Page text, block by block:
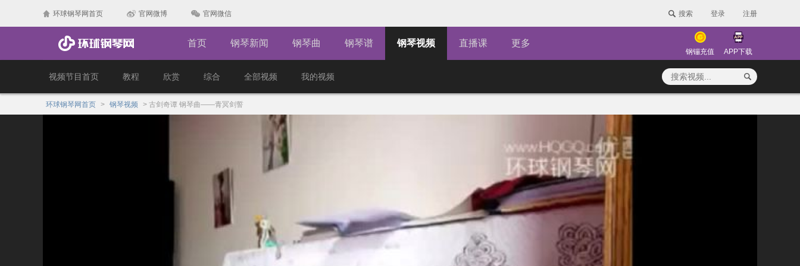
环球钢琴网首页 官网微博 官网微信 搜索 登录 注册
首页 钢琴新闻 钢琴曲 钢琴谱 钢琴视频 直播课 更多
钢镚充值 APP下载
视频节目首页 教程 欣赏 综合 全部视频 我的视频
环球钢琴网首页 > 钢琴视频 > 古剑奇谭 钢琴曲——青冥剑誓